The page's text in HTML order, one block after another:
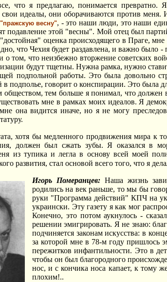
что я предлагаю, понимается
свои идеалы, они оборачиваются против
"пражскую весну", - это наши люди, это наши
подавление этой "весны". Мой отец был
"достойная" оценка происходящего в Праге,
что Чехия будет раздавлена, и важно было
о том, что неизбежно вторжение советских
будут тщетны. Нужна рамка, нужно
подпольной работы. Это была довольно
в подполье, говорит о конспирации. Это была
тем больше я понимал, что должен
мне в рамках моих идеалов. Я
она видится иначе, но я не могу
хотя бы медленного продвижения мира к
должен был сжать зубы. Я оказался в
из тупика и легла в основу всей моей
развития, стал основой всего того, что я
Игорь Померанцев:Наша жизнь
родились на век раньше, то мы бы
руки "Программа действий" КПЧ на
украински. Эту газету я как мог
Конечно, это потом аукнулось -
решении эмигрировать. Я не знаю:
подчиняется законам искусства: в
за которой мне в 78-м году пришлось
пережитков инфантильности. Это в
чтобы он был благородного
нос, и с кончика носа капает, к тому
плохим!..